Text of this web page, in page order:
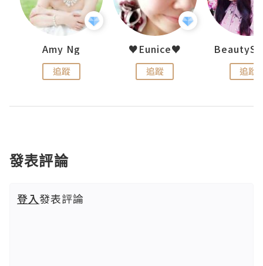
Amy Ng
追蹤
♥Eunice♥
追蹤 追蹤
發表評論
登入發表評論